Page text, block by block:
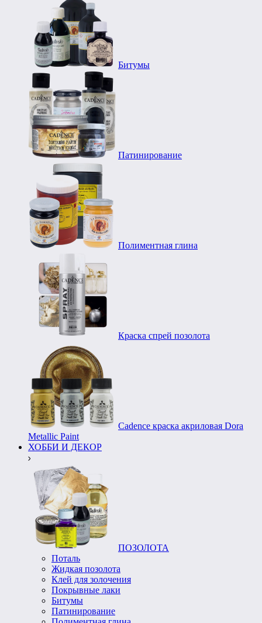
Битумы
Патинирование
Полиментная глина
Краска спрей позолота
Cadence краска акриловая Dora
Metallic Paint
ХОББИ И ДЕКОР
ПОЗОЛОТА
Поталь
Жидкая позолота
Клей для золочения
Покрывные лаки
Битумы
Патинирование